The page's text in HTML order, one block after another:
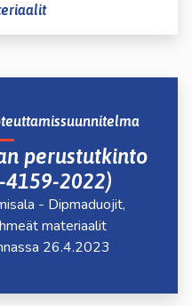
perustutkinto
4159-2022)
- Dipmaduojit,
materiaalit
26.4.2023